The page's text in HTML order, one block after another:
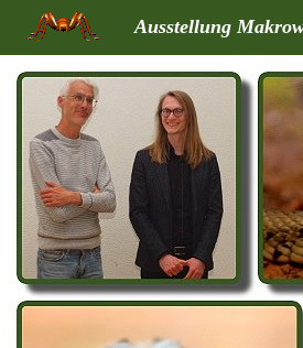
Ausstellung